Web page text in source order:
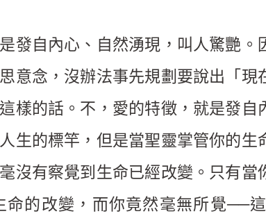
發自內心、自然湧現，叫人驚艷。
意念，沒辦法事先規劃要說出「現
樣的話。不，愛的特徵，就是發自
生的標竿，但是當聖靈掌管你的生
沒有察覺到生命已經改變。只有當
命的改變，而你竟然毫無所覺──